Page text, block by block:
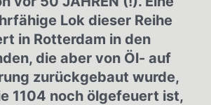
Lok dieser Reihe
in Rotterdam in den
die aber von Öl- auf
zurückgebaut wurde,
1104 noch ölgefeuert ist,